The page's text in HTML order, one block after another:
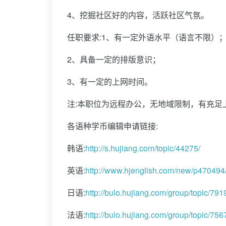
4、挖掘社区好的内容，活跃社区气氛。
任职要求:1、有一定外语水平（语言不限）；
2、具备一定的排版意识；
3、有一定的上网时间。
注:本职位为远程办公，无地域限制，有充足
各语种学币编辑申请链接:
韩语:http://s.hujiang.com/topic/44275/
英语:http://www.hjenglish.com/new/
日语:http://bulo.hujiang.com/group/topic/
法语:http://bulo.hujiang.com/group/topic/